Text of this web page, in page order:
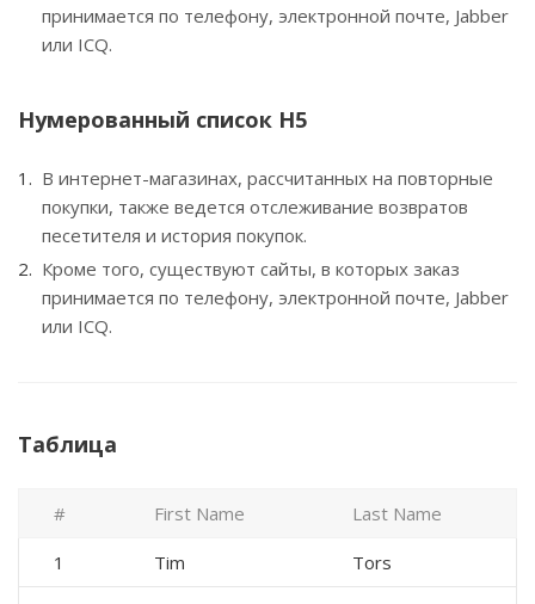
принимается по телефону, электронной почте, Jabber
или ICQ.
Нумерованный список H5
В интернет-магазинах, рассчитанных на повторные
покупки, также ведется отслеживание возвратов
песетителя и история покупок.
Кроме того, существуют сайты, в которых заказ
принимается по телефону, электронной почте, Jabber
или ICQ.
Таблица
# First Name Last Name
1 Tim Tors